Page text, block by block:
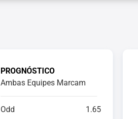
PROGNÓSTICO
Ambas Equipes Marcam
Odd 1.65